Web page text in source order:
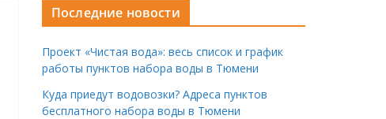
Последние новости
Проект «Чистая вода»: весь список и график
работы пунктов набора воды в Тюмени
Куда приедут водовозки? Адреса пунктов
бесплатного набора воды в Тюмени